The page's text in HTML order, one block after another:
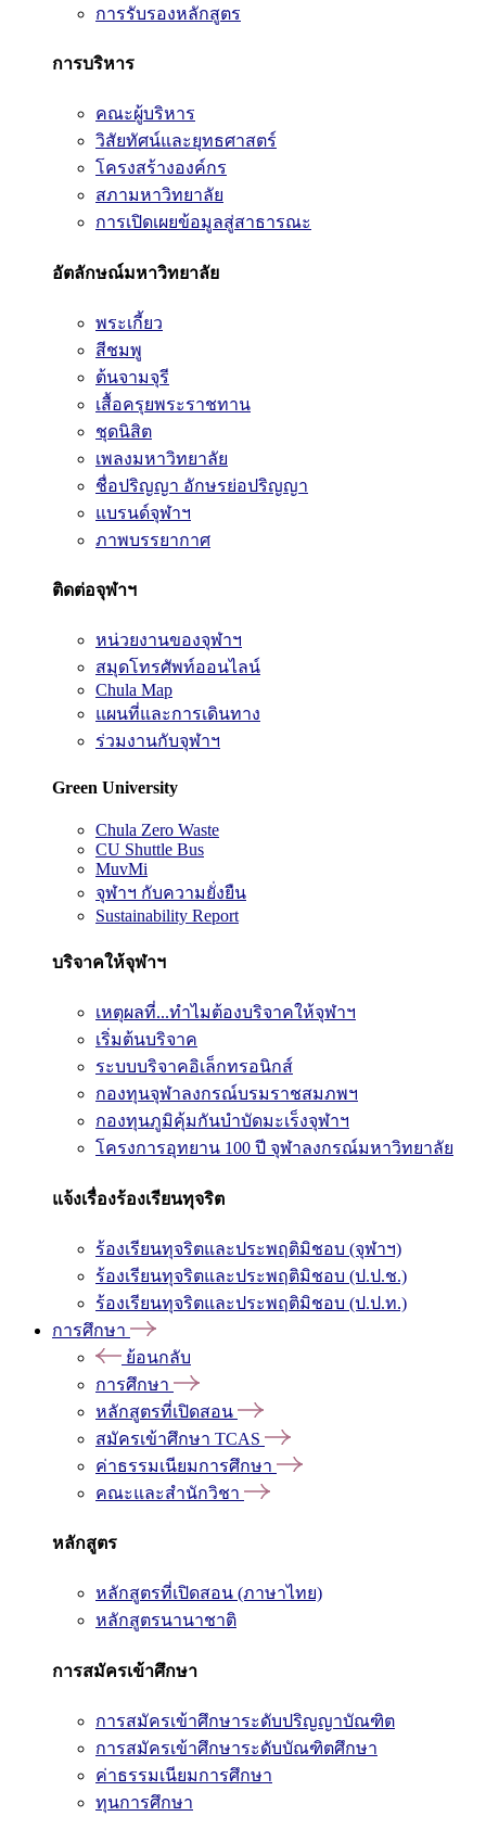
การรับรองหลักสูตร
การบริหาร
คณะผู้บริหาร
วิสัยทัศน์และยุทธศาสตร์
โครงสร้างองค์กร
สภามหาวิทยาลัย
การเปิดเผยข้อมูลสู่สาธารณะ
อัตลักษณ์มหาวิทยาลัย
พระเกี้ยว
สีชมพู
ต้นจามจุรี
เสื้อครุยพระราชทาน
ชุดนิสิต
เพลงมหาวิทยาลัย
ชื่อปริญญา อักษรย่อปริญญา
แบรนด์จุฬาฯ
ภาพบรรยากาศ
ติดต่อจุฬาฯ
หน่วยงานของจุฬาฯ
สมุดโทรศัพท์ออนไลน์
Chula Map
แผนที่และการเดินทาง
ร่วมงานกับจุฬาฯ
Green University
Chula Zero Waste
CU Shuttle Bus
MuvMi
จุฬาฯ กับความยั่งยืน
Sustainability Report
บริจาคให้จุฬาฯ
เหตุผลที่...ทำไมต้องบริจาคให้จุฬาฯ
เริ่มต้นบริจาค
ระบบบริจาคอิเล็กทรอนิกส์
กองทุนจุฬาลงกรณ์บรมราชสมภพฯ
กองทุนภูมิคุ้มกันบำบัดมะเร็งจุฬาฯ
โครงการอุทยาน 100 ปี จุฬาลงกรณ์มหาวิทยาลัย
แจ้งเรื่องร้องเรียนทุจริต
ร้องเรียนทุจริตและประพฤติมิชอบ (จุฬาฯ)
ร้องเรียนทุจริตและประพฤติมิชอบ (ป.ป.ช.)
ร้องเรียนทุจริตและประพฤติมิชอบ (ป.ป.ท.)
การศึกษา
ย้อนกลับ
การศึกษา
หลักสูตรที่เปิดสอน
สมัครเข้าศึกษา TCAS
ค่าธรรมเนียมการศึกษา
คณะและสำนักวิชา
หลักสูตร
หลักสูตรที่เปิดสอน (ภาษาไทย)
หลักสูตรนานาชาติ
การสมัครเข้าศึกษา
การสมัครเข้าศึกษาระดับปริญญาบัณฑิต
การสมัครเข้าศึกษาระดับบัณฑิตศึกษา
ค่าธรรมเนียมการศึกษา
ทุนการศึกษา